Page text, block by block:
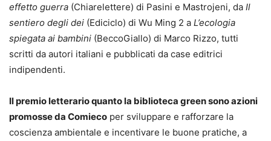
effetto guerra (Chiarelettere) di Pasini e Mastrojeni, da Il
sentiero degli dei (Ediciclo) di Wu Ming 2 a L’ecologia
spiegata ai bambini (BeccoGiallo) di Marco Rizzo, tutti
scritti da autori italiani e pubblicati da case editrici
indipendenti.
Il premio letterario quanto la biblioteca green sono azioni
promosse da Comieco per sviluppare e rafforzare la
coscienza ambientale e incentivare le buone pratiche, a